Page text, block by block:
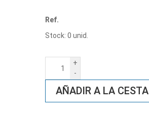
Ref.
Stock: 0 unid.
+
-
AÑADIR A LA CESTA